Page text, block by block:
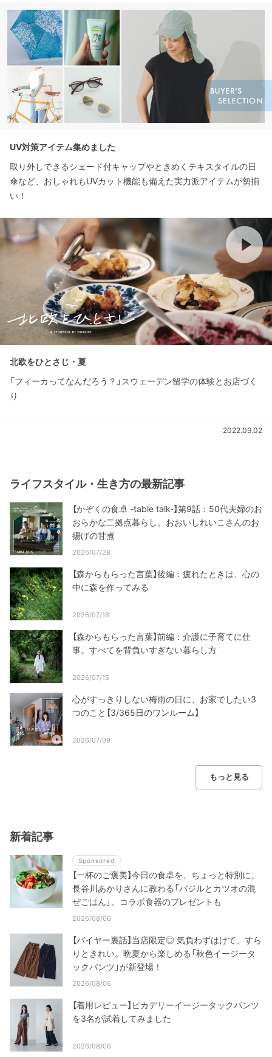
UV対策アイテム集めました
取り外しできるシェード付キャップやときめくテキスタイルの日
傘など、おしゃれもUVカット機能も備えた実力派アイテムが勢揃
い！
北欧をひとさじ・夏
「フィーカってなんだろう？」スウェーデン留学の体験とお店づく
り
2022.09.02
ライフスタイル・生き方の最新記事
【かぞくの食卓 -table talk-】第9話：50代夫婦のお
おらかな二拠点暮らし。おおいしれいこさんのお
揚げの甘煮
2026/07/28
【森からもらった言葉】後編：疲れたときは、心の
中に森を作ってみる
2026/07/16
【森からもらった言葉】前編：介護に子育てに仕
事。すべてを背負いすぎない暮らし方
2026/07/15
心がすっきりしない梅雨の日に、お家でしたい3
つのこと【3/365日のワンルーム】
2026/07/09
もっと見る
新着記事
Sponsored
【一杯のご褒美】今日の食卓を、ちょっと特別に。
長谷川あかりさんに教わる「バジルとカツオの混
ぜごはん」。コラボ食器のプレゼントも
2026/08/06
【バイヤー裏話】当店限定◎ 気負わずはけて、すら
りときれい。晩夏から楽しめる「秋色イージータ
ックパンツ」が新登場！
2026/08/06
【着用レビュー】ピカデリーイージータックパンツ
を3名が試着してみました
2026/08/06